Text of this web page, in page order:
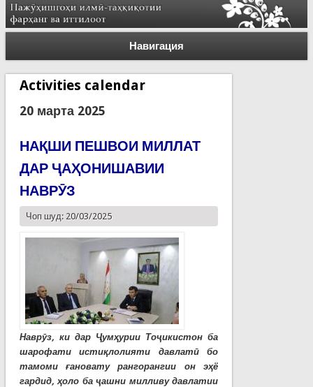
Навигация
Activities calendar
20 марта 2025
НАҚШИ ПЕШВОИ МИЛЛАТ
ДАР ҶАҲОНИШАВИИ
НАВРӮЗ
Чоп шуд: 20/03/2025
Наврӯз, ки дар Ҷумҳурии Тоҷикистон ба
шарофати истиқлолияти давлатӣ бо
тамоми ғановату рангорангии он эҳё
гардид, ҳоло ба ҷашни милливу давлатии